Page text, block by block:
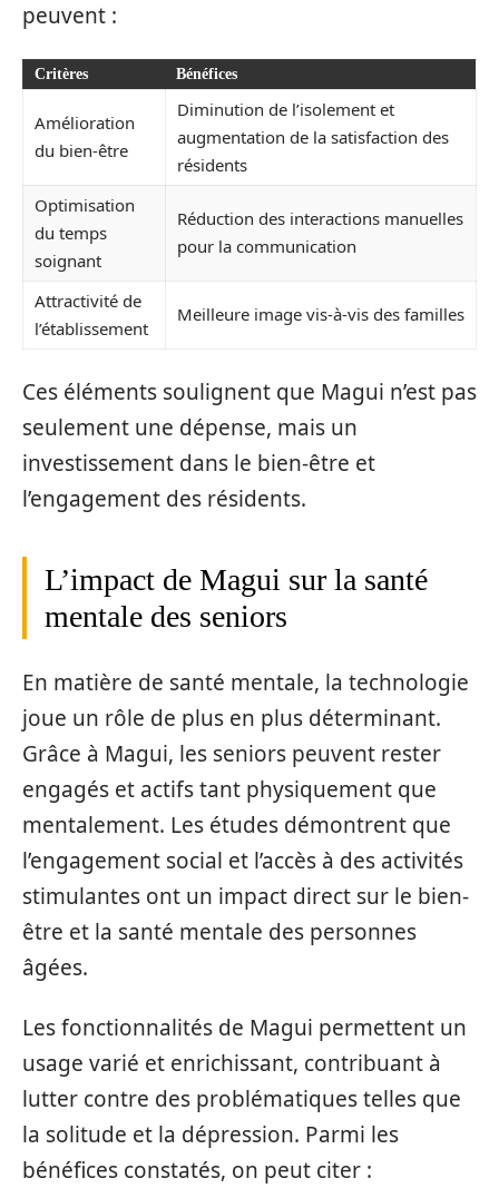
peuvent :
Critères Bénéfices
Amélioration
du bien-être
Diminution de l’isolement et
augmentation de la satisfaction des
résidents
Optimisation
du temps
soignant
Réduction des interactions manuelles
pour la communication
Attractivité de
l’établissement
Meilleure image vis-à-vis des familles
Ces éléments soulignent que Magui n’est pas
seulement une dépense, mais un
investissement dans le bien-être et
l’engagement des résidents.
L’impact de Magui sur la santé
mentale des seniors
En matière de santé mentale, la technologie
joue un rôle de plus en plus déterminant.
Grâce à Magui, les seniors peuvent rester
engagés et actifs tant physiquement que
mentalement. Les études démontrent que
l’engagement social et l’accès à des activités
stimulantes ont un impact direct sur le bien-
être et la santé mentale des personnes
âgées.
Les fonctionnalités de Magui permettent un
usage varié et enrichissant, contribuant à
lutter contre des problématiques telles que
la solitude et la dépression. Parmi les
bénéfices constatés, on peut citer :